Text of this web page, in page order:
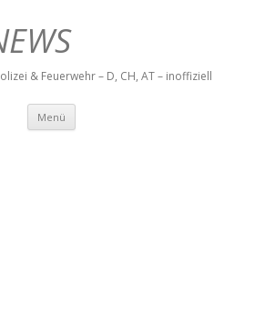
& Feuerwehr – D, CH, AT – inoffiziell
Menü Springe zum Inhalt